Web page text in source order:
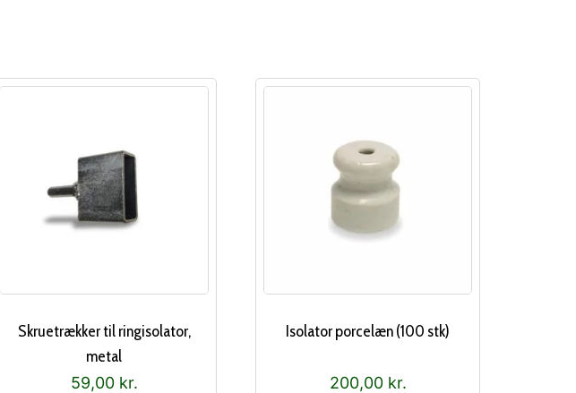
Skruetrækker til ringisolator,
metal
59,00 kr.
Isolator porcelæn (100 stk)
200,00 kr.